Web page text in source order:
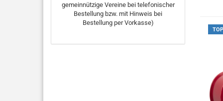
TOP
gemeinnützige Vereine bei telefonischer
Bestellung bzw. mit Hinweis bei
Bestellung per Vorkasse)